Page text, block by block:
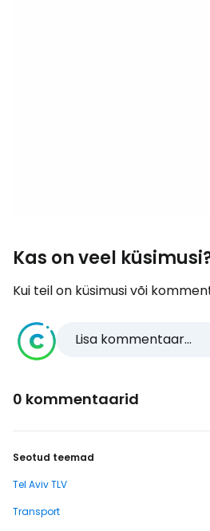
Kas on veel
Kui teil on küsimusi või
Lisa kommentaar...
0 kommentaarid
Seotud teemad
Tel Aviv TLV
Transport